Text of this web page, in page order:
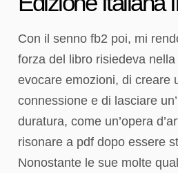
Con il senno fb2 poi, mi
forza del libro risiedeva
evocare emozioni, di creare
connessione e di lasciare
duratura, come un’opera
risonare a pdf dopo essere
Nonostante le sue molte